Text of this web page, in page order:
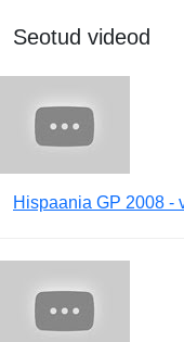
Seotud videod
Hispaania GP 2008 -